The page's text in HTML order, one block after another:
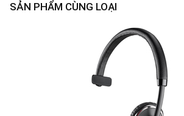
SẢN PHẨM CÙNG LOẠI